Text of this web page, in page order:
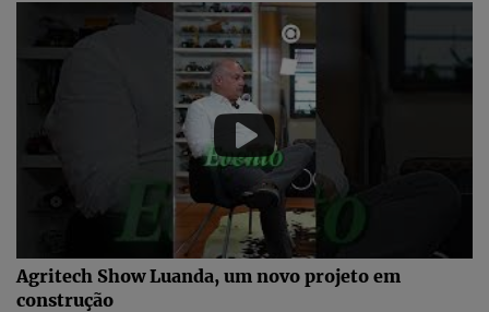
Agritech Show Luanda, um novo projeto em
construção